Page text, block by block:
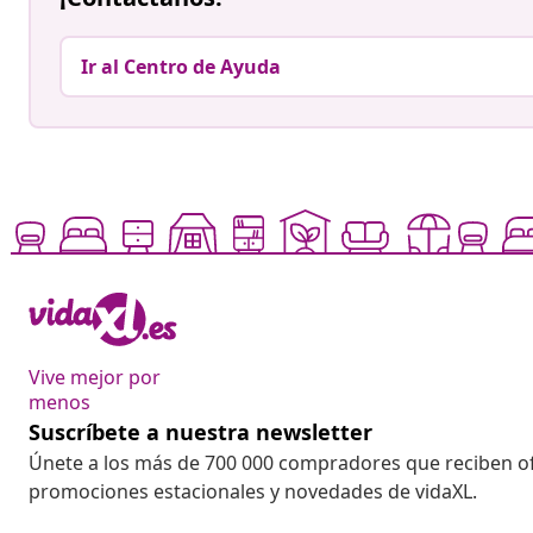
Ir al Centro de Ayuda
Vive mejor por
menos
Suscríbete a nuestra newsletter
Únete a los más de 700 000 compradores que reciben
promociones estacionales y novedades de vidaXL.